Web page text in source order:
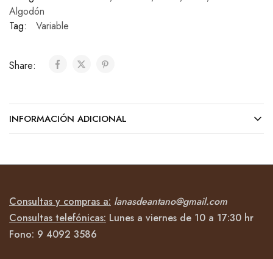
Algodón
Tag:
Variable
Share:
INFORMACIÓN ADICIONAL
Consultas y compras a: lanasdeantano@gmail.com
Consultas telefónicas: Lunes a viernes de 10 a 17:30 hr
Fono: 9 4092 3586